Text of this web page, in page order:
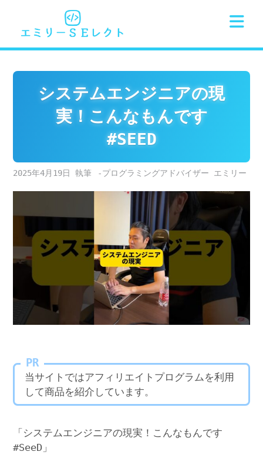
content
システムエンジニアの現
実！こんなもんです
#SEED
2025年4月19日 -プログラミングアドバイザー エミリー
PR
当サイトではアフィリエイトプログラムを利用
して商品を紹介しています。
「システムエンジニアの現実！こんなもんです
#SeeD」